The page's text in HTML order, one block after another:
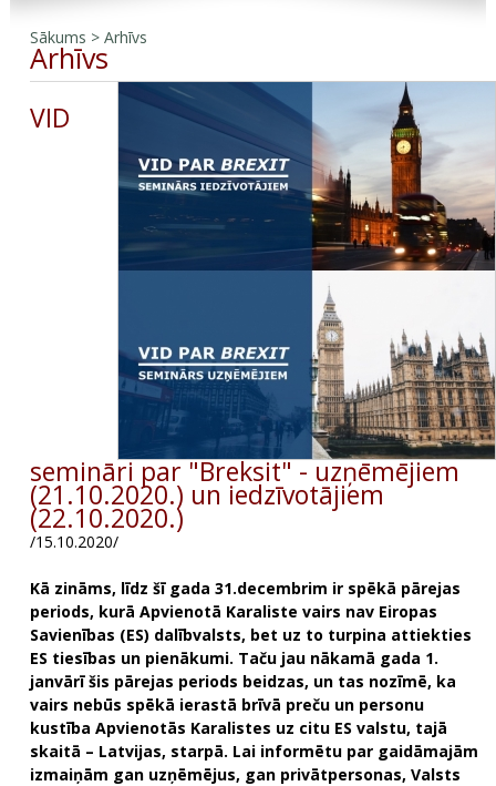
Sākums > Arhīvs
Arhīvs
VID
semināri par "Breksit" - uzņēmējiem
(21.10.2020.) un iedzīvotājiem
(22.10.2020.)
/15.10.2020/
Kā zināms, līdz šī gada 31.decembrim ir spēkā pārejas
periods, kurā Apvienotā Karaliste vairs nav Eiropas
Savienības (ES) dalībvalsts, bet uz to turpina attiekties
ES tiesības un pienākumi. Taču jau nākamā gada 1.
janvārī šis pārejas periods beidzas, un tas nozīmē, ka
vairs nebūs spēkā ierastā brīvā preču un personu
kustība Apvienotās Karalistes uz citu ES valstu, tajā
skaitā – Latvijas, starpā. Lai informētu par gaidāmajām
izmaiņām gan uzņēmējus, gan privātpersonas, Valsts